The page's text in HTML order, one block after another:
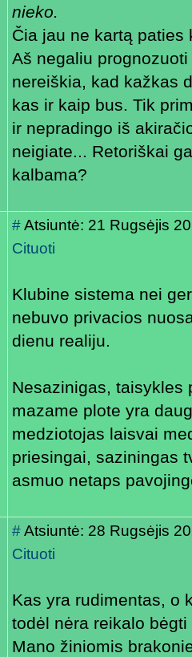
nieko.
Čia jau ne kartą
Aš negaliu
nereiškia, kad kažkas
kas ir kaip bus. Tik
ir nepradingo iš
neigiate... Retoriškai
kalbama?
#Atsiuntė: 21 Rugsėjis
Cituoti
Klubine sistema nei
nebuvo privacios
dienu realiju.
Nesazinigas, taisykles
mazame plote yra
medziotojas laisvai
priesingai, saziningas
asmuo netaps
#Atsiuntė: 28 Rugsėjis
Cituoti
Kas yra rudimentas, o
todėl nėra reikalo
Mano žiniomis